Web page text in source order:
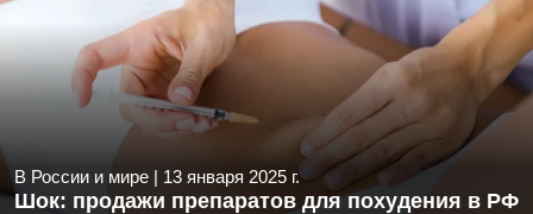
В России и мире | 13 января 2025 г.
Шок: продажи препаратов для похудения в РФ